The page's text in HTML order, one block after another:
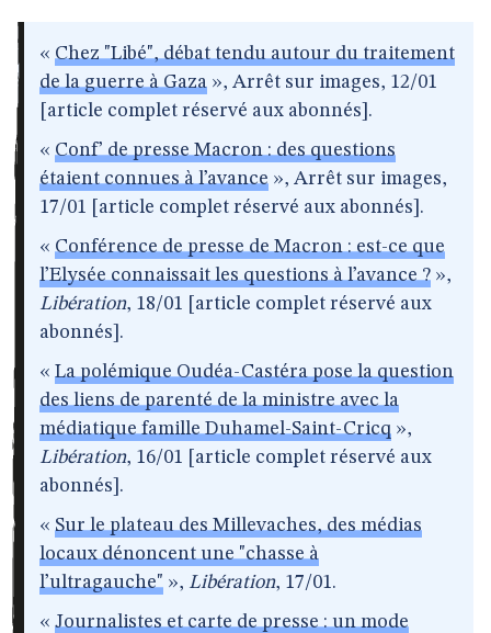
« Chez "Libé", débat tendu autour du traitement
de la guerre à Gaza », Arrêt sur images, 12/01
[article complet réservé aux abonnés].
« Conf’ de presse Macron : des questions
étaient connues à l’avance », Arrêt sur images,
17/01 [article complet réservé aux abonnés].
« Conférence de presse de Macron : est-ce que
l’Elysée connaissait les questions à l’avance ? »,
Libération, 18/01 [article complet réservé aux
abonnés].
« La polémique Oudéa-Castéra pose la question
des liens de parenté de la ministre avec la
médiatique famille Duhamel-Saint-Cricq »,
Libération, 16/01 [article complet réservé aux
abonnés].
« Sur le plateau des Millevaches, des médias
locaux dénoncent une "chasse à
l’ultragauche" », Libération, 17/01.
« Journalistes et carte de presse : un mode